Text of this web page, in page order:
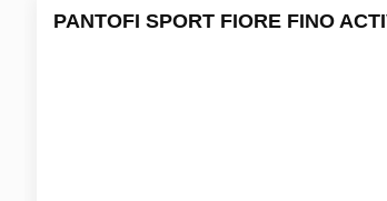
PANTOFI SPORT FIORE FINO